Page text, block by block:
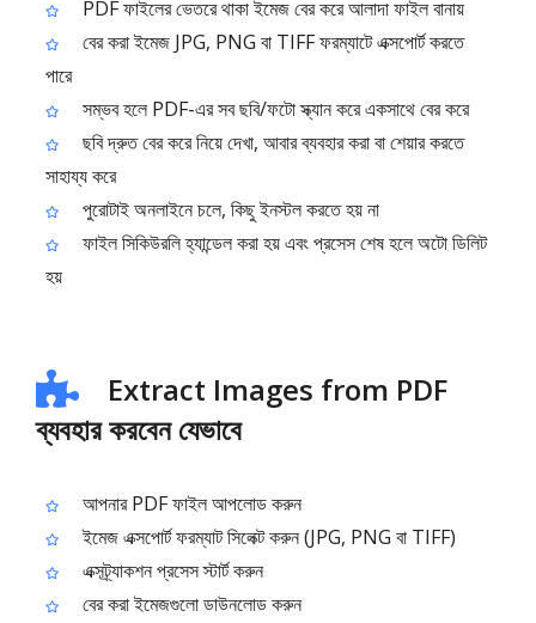
PDF ফাইলের ভেতরে থাকা ইমেজ বের করে আলাদা ফাইল বানায়
বের করা ইমেজ JPG, PNG বা TIFF ফরম্যাটে এক্সপোর্ট করতে
পারে
সম্ভব হলে PDF-এর সব ছবি/ফটো স্ক্যান করে একসাথে বের করে
ছবি দ্রুত বের করে নিয়ে দেখা, আবার ব্যবহার করা বা শেয়ার করতে
সাহায্য করে
পুরোটাই অনলাইনে চলে, কিছু ইনস্টল করতে হয় না
ফাইল সিকিউরলি হ্যান্ডেল করা হয় এবং প্রসেস শেষ হলে অটো ডিলিট
হয়
Extract Images from PDF
ব্যবহার করবেন যেভাবে
আপনার PDF ফাইল আপলোড করুন
ইমেজ এক্সপোর্ট ফরম্যাট সিলেক্ট করুন (JPG, PNG বা TIFF)
এক্সট্র্যাকশন প্রসেস স্টার্ট করুন
বের করা ইমেজগুলো ডাউনলোড করুন